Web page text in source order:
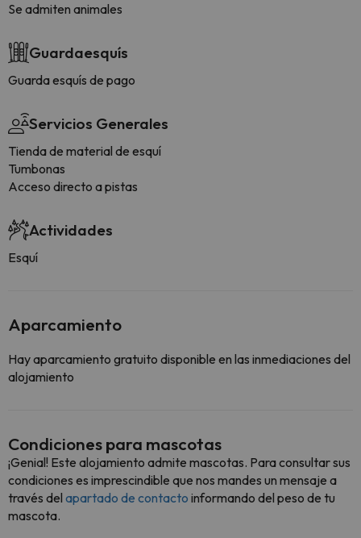
Se admiten animales
Guardaesquís
Guarda esquís de pago
Servicios Generales
Tienda de material de esquí
Tumbonas
Acceso directo a pistas
Actividades
Esquí
Aparcamiento
Hay aparcamiento gratuito disponible en las inmediaciones del
alojamiento
Condiciones para mascotas
¡Genial! Este alojamiento admite mascotas. Para consultar sus
condiciones es imprescindible que nos mandes un mensaje a
través del apartado de contacto informando del peso de tu
mascota.